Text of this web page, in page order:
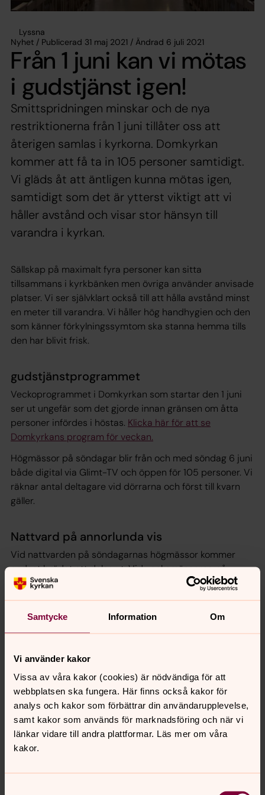
Samtycke Information Om
Vi använder kakor
Vissa av våra kakor (cookies) är nödvändiga för att
webbplatsen ska fungera. Här finns också kakor för
analys och kakor som förbättrar din användarupplevelse,
samt kakor som används för marknadsföring och när vi
länkar vidare till andra plattformar. Läs mer om våra
kakor.
Lyssna
Nyhet / Publicerad 31 maj 2021 / Ändrad 6 juli 2021
Från 1 juni kan vi mötas
i gudstjänst igen!
Smittspridningen minskar och de nya
restriktionerna från 1 juni tillåter oss att
återigen samlas i kyrkorna. Domkyrkan
kommer att få ta in 105 personer samtidigt.
Vi gläds åt att äntligen kunna mötas igen,
samtidigt som det är ytterst viktigt att vi
håller avstånd och visar stor hänsyn till
varandra i kyrkan.
Sällskap på maximalt fyra personer kan sitta
tillsammans i kyrkbänken men övriga använder anvisade
platser. Vi ser självklart också till att hålla avstånd minst
en meter till varandra. Vi håller hög handhygien och den
som känner förkylningssymtom ska stanna hemma tills
den har blivit frisk.
gudstjänstprogrammet
Veckoprogrammet i Domkyrkan som startar den 1 juni
ser ut ungefär som det gjorde innan gränsen om åtta
personer infördes i höstas. Klicka här för att se
Domkyrkans program för veckan.
Högmässor på söndagar blir från och med söndag 6 juni
både digital via Glimt-TV och öppen för 105 personer. Vi
räknar antal deltagare vid dörrarna och först till kvarn
gäller.
Nattvard på annorlunda vis
Vid nattvarden på söndagarnas högmässor kommer
endast brödet att delas ut. Vid veckomässorna på
onsdag kl 12 och torsdag kl 18 kommer särkalkar att
användas.